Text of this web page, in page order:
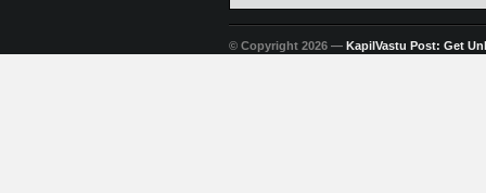
© Copyright 2026 — KapilVastu Post: Get